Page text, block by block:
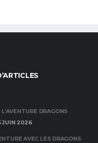
DRAGONS
JUIN 2026
AVEC LES DRAGONS